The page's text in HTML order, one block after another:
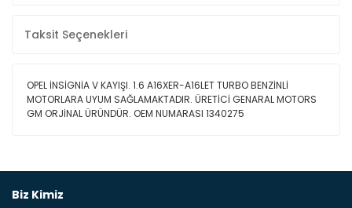
Taksit Seçenekleri
OPEL İNSİGNİA V KAYIŞI. 1.6 A16XER-A16LET TURBO BENZİNLİ
MOTORLARA UYUM SAĞLAMAKTADIR. ÜRETİCİ GENARAL MOTORS
GM ORJİNAL ÜRÜNDÜR. OEM NUMARASI 1340275
Biz Kimiz